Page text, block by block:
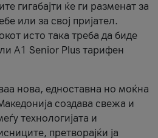
гигабајти ќе ги разменат за
или за свој пријател.
исто така треба да биде
A1 Senior Plus тарифен
нова, едноставна но моќна
создава свежа и
технологијата и
претворајќи ја